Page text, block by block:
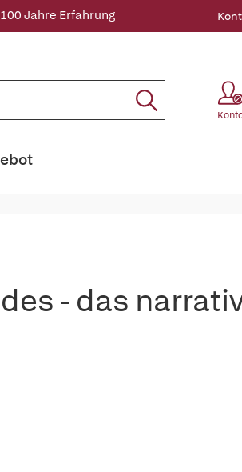
Jahre Erfahrung
- das